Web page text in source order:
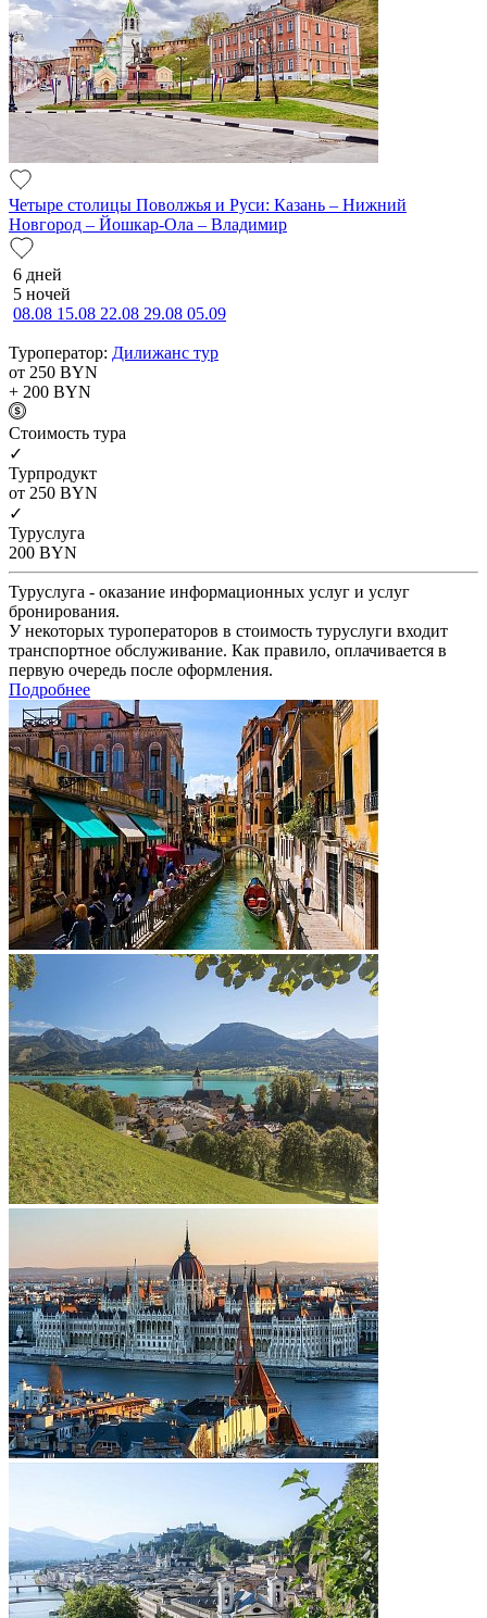
Четыре столицы Поволжья и Руси: Казань – Нижний
Новгород – Йошкар-Ола – Владимир
6 дней
5 ночей
08.08 15.08 22.08 29.08 05.09
Туроператор: Дилижанс тур
от 250 BYN
+ 200 BYN
Cтоимость тура
✓
Турпродукт
от 250 BYN
✓
Туруслуга
200 BYN
Туруслуга - оказание информационных услуг и услуг
бронирования.
У некоторых туроператоров в стоимость туруслуги входит
транспортное обслуживание. Как правило, оплачивается в
первую очередь после оформления.
Подробнее